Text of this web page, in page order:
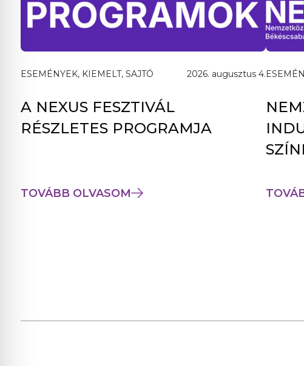
ESEMÉNYEK, KIEMELT, SAJTÓ 2026. augusztus 4.
A NEXUS FESZTIVÁL
RÉSZLETES PROGRAMJA
TOVÁBB OLVASOM